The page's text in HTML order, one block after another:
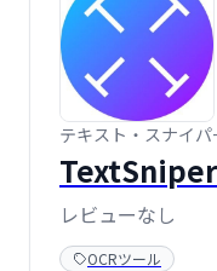
テキスト・スナイパ
TextSniper
レビューなし
OCRツール